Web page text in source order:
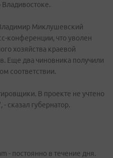
Миклушевский
конференции, что уволен
хозяйства краевой
Еще два чиновника получили
соответствии.
В проекте не учтено
сказал губернатор.
- постоянно в течение дня.